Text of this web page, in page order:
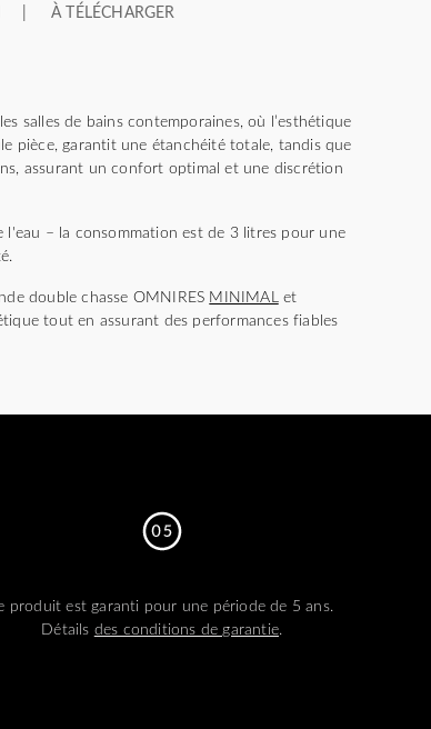
À TÉLÉCHARGER
salles de bains contemporaines, où l’esthétique
pièce, garantit une étanchéité totale, tandis que
assurant un confort optimal et une discrétion
l'eau – la consommation est de 3 litres pour une
double chasse OMNIRES MINIMALet
tout en assurant des performances fiables
produit est garanti pour une période de 5 ans.
Détails des conditions de garantie.